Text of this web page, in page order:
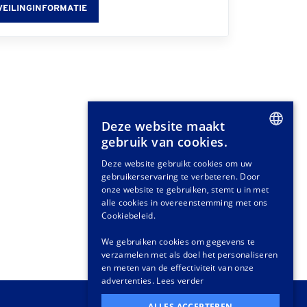
GERMAN
FRENCH
Deze website maakt
gebruik van cookies.
Deze website gebruikt cookies om uw
gebruikerservaring te verbeteren. Door
onze website te gebruiken, stemt u in met
alle cookies in overeenstemming met ons
Cookiebeleid.
We gebruiken cookies om gegevens te
verzamelen met als doel het personaliseren
en meten van de effectiviteit van onze
advertenties. Lees verder